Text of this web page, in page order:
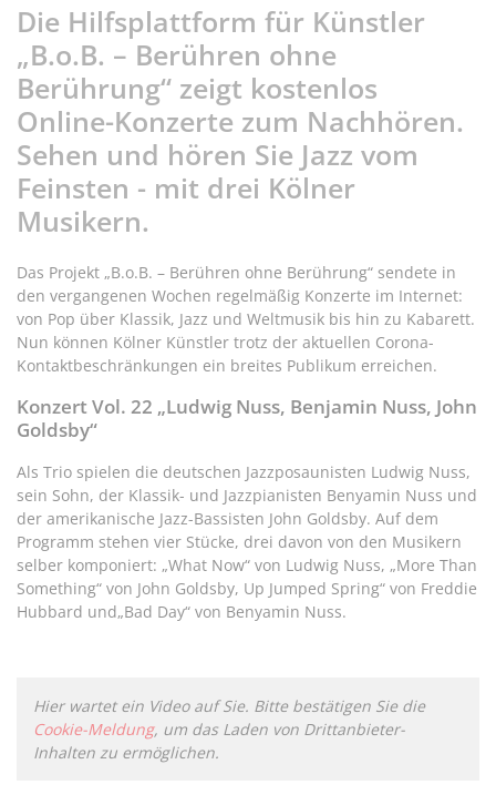
Die Hilfsplattform für Künstler
„B.o.B. – Berühren ohne
Berührung“ zeigt kostenlos
Online-Konzerte zum Nachhören.
Sehen und hören Sie Jazz vom
Feinsten - mit drei Kölner
Musikern.
Das Projekt „B.o.B. – Berühren ohne Berührung“ sendete in
den vergangenen Wochen regelmäßig Konzerte im Internet:
von Pop über Klassik, Jazz und Weltmusik bis hin zu Kabarett.
Nun können Kölner Künstler trotz der aktuellen Corona-
Kontaktbeschränkungen ein breites Publikum erreichen.
Konzert Vol. 22 „Ludwig Nuss, Benjamin Nuss, John
Goldsby“
Als Trio spielen die deutschen Jazzposaunisten Ludwig Nuss,
sein Sohn, der Klassik- und Jazzpianisten Benyamin Nuss und
der amerikanische Jazz-Bassisten John Goldsby. Auf dem
Programm stehen vier Stücke, drei davon von den Musikern
selber komponiert: „What Now“ von Ludwig Nuss, „More Than
Something“ von John Goldsby, Up Jumped Spring“ von Freddie
Hubbard und„Bad Day“ von Benyamin Nuss.
Hier wartet ein Video auf Sie. Bitte bestätigen Sie die
Cookie-Meldung, um das Laden von Drittanbieter-
Inhalten zu ermöglichen.